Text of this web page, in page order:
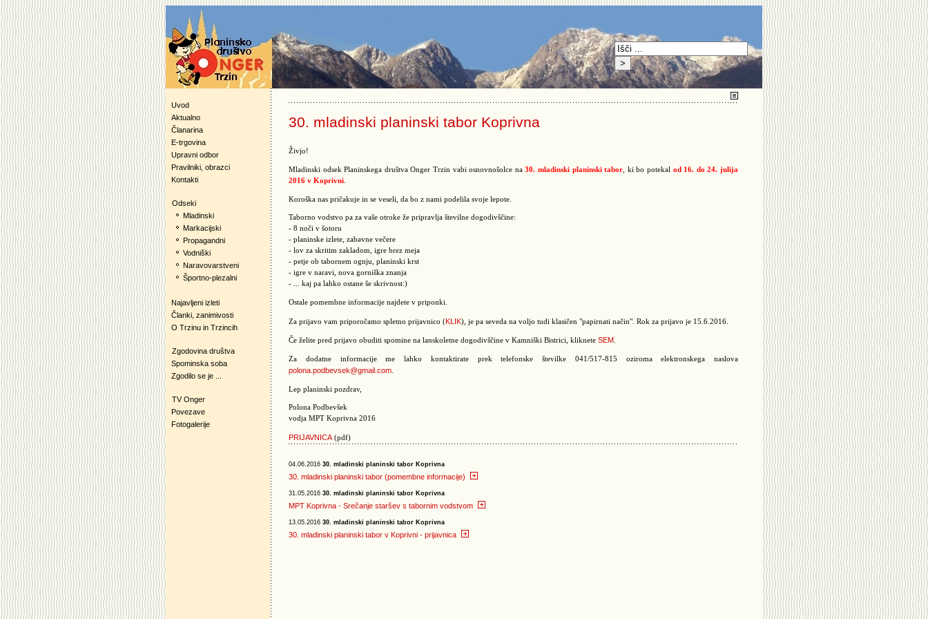
Uvod
Aktualno
Članarina
E-trgovina
Upravni odbor
Pravilniki, obrazci
Kontakti
Odseki
Mladinski
Markacijski
Propagandni
Vodniški
Naravovarstveni
Športno-plezalni
Najavljeni izleti
Članki, zanimivosti
O Trzinu in Trzincih
Zgodovina društva
Spominska soba
Zgodilo se je ...
TV Onger
Povezave
Fotogalerije
30. mladinski planinski tabor Koprivna
Živjo!
Mladinski odsek Planinskega društva Onger Trzin vabi osnovnošolce na30. mladinski planinski tabor , ki bo potekal od 16. do 24. julija
2016 v Koprivni
Koroška nas pričakuje in se veseli, da bo z nami podelila svoje lepote.
Taborno vodstvo pa za vaše otroke že pripravlja številne dogodivščine:
- 8 noči v šotoru
- planinske izlete, zabavne večere
- lov za skritim zakladom, igre brez meja
- petje ob tabornem ognju, planinski krst
- igre v naravi, nova gorniška znanja
- ... kaj pa lahko ostane še skrivnost:)
Ostale pomembne informacije najdete v priponki.
Za prijavo vam priporočamo spletno prijavnico (KLIK), je pa seveda na voljo tudi klasičen "papirnati način". Rok za prijavo je 15.6.2016.
Če želite pred prijavo obuditi spomine na lanskoletne dogodivščine v Kamniški Bistrici, kliknete SEM.
Za dodatne informacije me lahko kontaktirate prek telefonske številke 041/517-815 oziroma elektronskega naslova
polona.podbevsek@gmail.com
Lep planinski pozdrav,
Polona Podbevšek
vodja MPT Koprivna 2016
PRIJAVNICA (pdf)
04.06.2016 30. mladinski planinski tabor Koprivna
30. mladinski planinski tabor (pomembne informacije)
31.05.2016 30. mladinski planinski tabor Koprivna
MPT Koprivna - Srečanje staršev s tabornim vodstvom
13.05.2016 30. mladinski planinski tabor Koprivna
30. mladinski planinski tabor v Koprivni - prijavnica